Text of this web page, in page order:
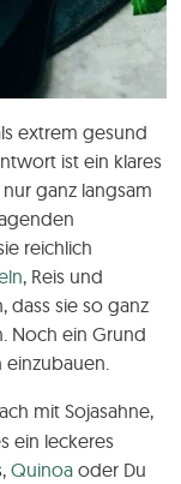
extrem gesund
ist ein klares
ganz langsam
reichlich
, Reis und
dass sie so ganz
Noch ein Grund
mit Sojasahne,
ein leckeres
Quinoa oder Du